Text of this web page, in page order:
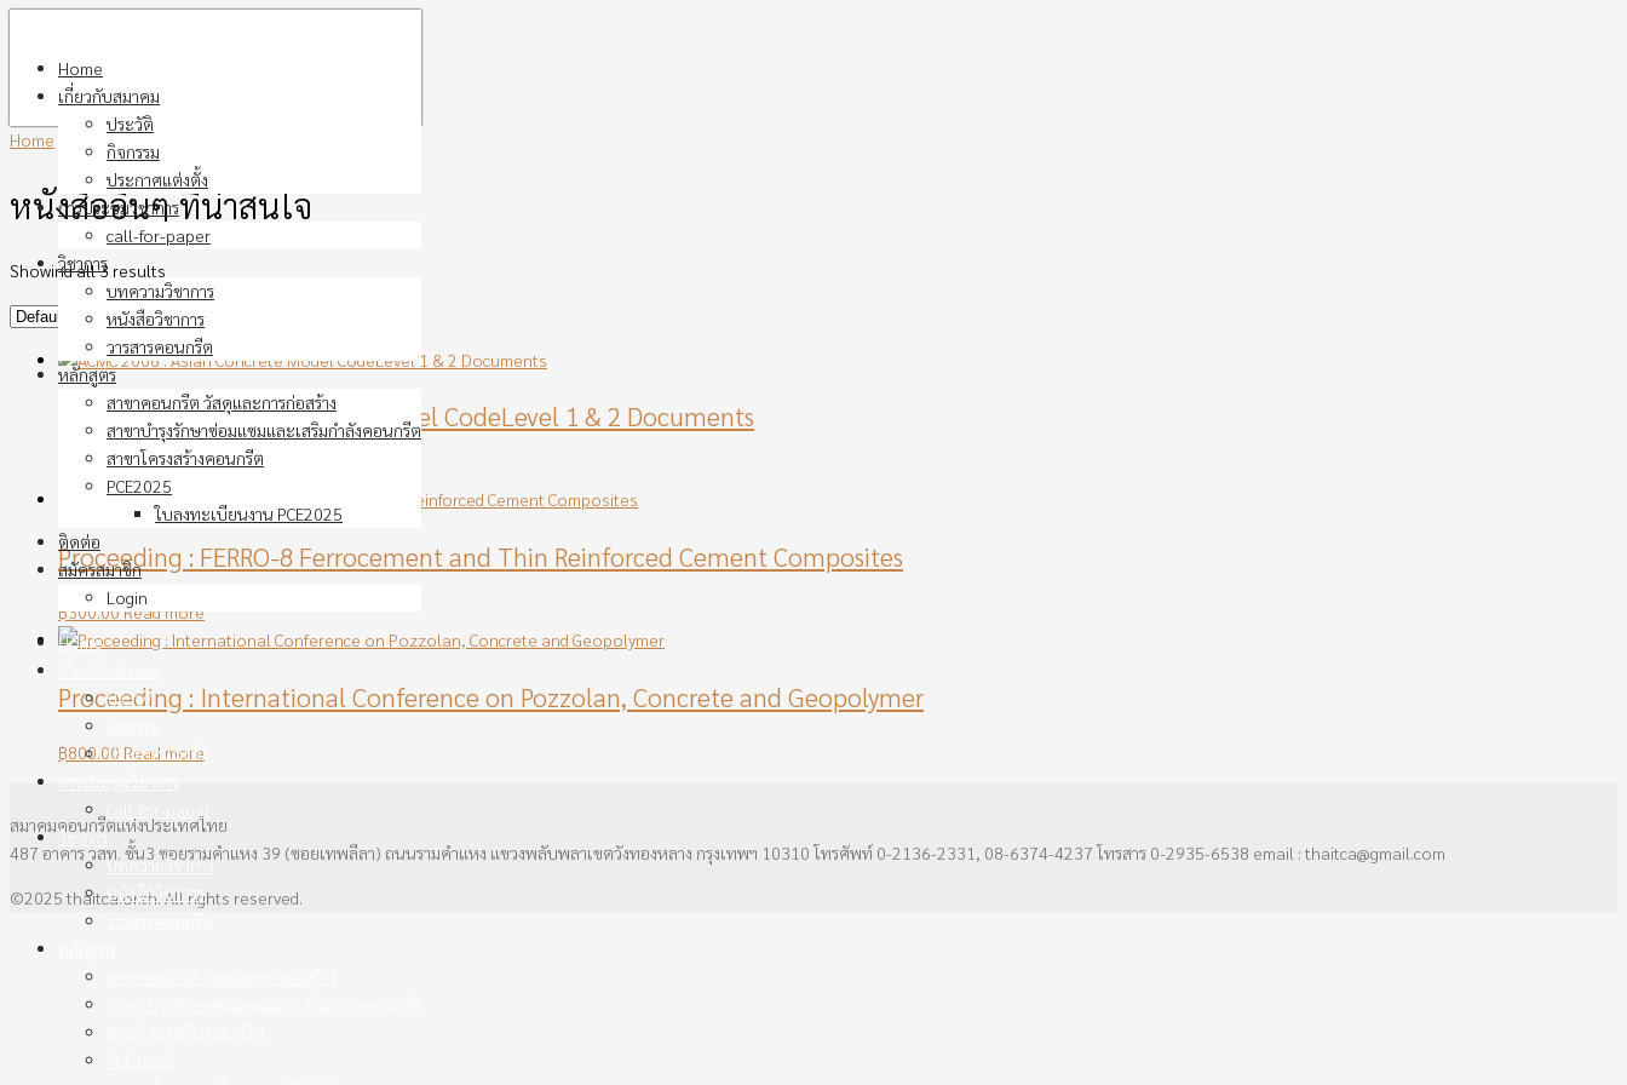
contentHome
เกี่ยวกับสมาคม
ประวัติ
กิจกรรม
ประกาศแต่งตั้ง
การประชุมวิชาการ
call-for-paper
วิชาการ
บทความวิชาการ
หนังสือวิชาการ
วารสารคอนกรีต
หลักสูตร
สาขาคอนกรีต วัสดุและการก่อสร้าง
สาขาบำรุงรักษาซ่อมแซมและเสริมกำลังคอนกรีต
สาขาโครงสร้างคอนกรีต
PCE2025
ใบลงทะเบียนงาน PCE2025
ติดต่อ
สมัครสมาชิก
Login
Home
ประวัติ
ประกาศแต่งตั้ง
วิชาการ
บทความวิชาการ
หนังสือวิชาการ
Home หนังสืออื่นๆ ที่น่าสนใจ
หนังสืออื่นๆ ที่น่าสนใจ
Showing all 3 results
ACMC 2006 : Asian Concrete Model CodeLevel 1 & 2 Documents
250.00
Proceeding : FERRO-8 Ferrocement and Thin Reinforced Cement Composites
฿300.00 Read more
Proceeding : International Conference on Pozzolan, Concrete and Geopolymer
฿800.00 Read more
สมาคมคอนกรีตแห่งประเทศไทย
487 อาคาร วสท. ชั้น3 ซอยรามคำแหง 39 (ซอยเทพลีลา) ถนนรามคำแหง แขวงพลับพลาเขตวังทองหลาง กรุงเทพฯ 10310 โทรศัพท์ 0-2136-2331, 08-6374-4237 โทรสาร 0-2935-6538 email : thaitca@gmail.com
©2025 thaitca.or.th. All rights reserved.